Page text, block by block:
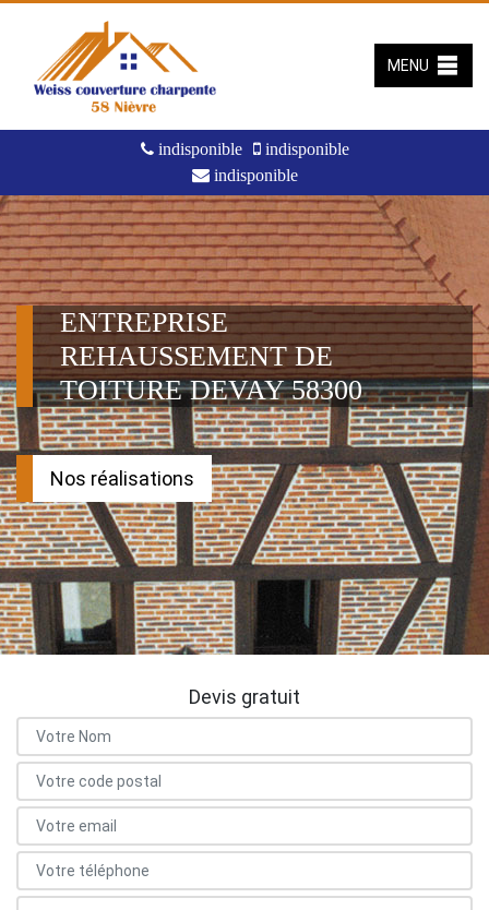
indisponible
indisponible
indisponible
MENU
ENTREPRISE
REHAUSSEMENT DE
TOITURE DEVAY 58300
Nos réalisations
Devis gratuit